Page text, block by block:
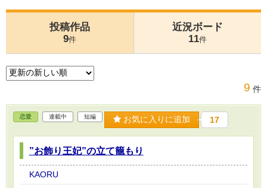
投稿作品
9件
近況ボード
11件
9 件
恋愛 連載中 短編 お気に入りに追加 17
”お飾り王妃”の立て籠もり
KAORU